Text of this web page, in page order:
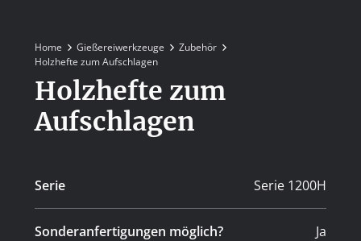
Home Gießereiwerkzeuge
Zubehör
Holzhefte zum Aufschlagen
Holzhefte zum
Aufschlagen
Serie Serie 1200H
Sonderanfertigungen möglich? Ja